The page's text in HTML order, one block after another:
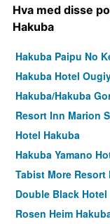
Hva med disse
Hakuba
Hakuba Paipu No
Hakuba Hotel
Hakuba/Hakuba
Resort Inn Marion
Hotel Hakuba
Hakuba Yamano
Tabist More Resort
Double Black Hotel
Rosen Heim